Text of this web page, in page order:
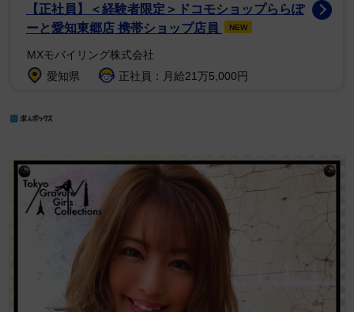
【正社員】＜経験者限定＞ドコモショップららぽ
ーと愛知東郷店 携帯ショップ店員
NEW
MXモバイリング株式会社
愛知県
正社員：月給21万5,000円